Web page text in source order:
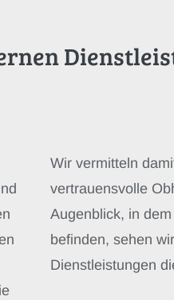
Wir vermitteln
vertrauensvolle
Augenblick, in
befinden, sehen
Dienstleistungen